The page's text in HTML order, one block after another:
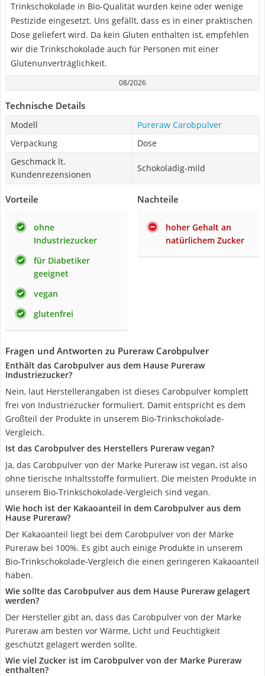
Trinkschokolade in Bio-Qualität wurden keine oder wenige
Pestizide eingesetzt. Uns gefällt, dass es in einer praktischen
Dose geliefert wird. Da kein Gluten enthalten ist, empfehlen
wir die Trinkschokolade auch für Personen mit einer
Glutenunverträglichkeit.
08/2026
Technische Details
Modell
Pureraw Carobpulver
Verpackung
Dose
Geschmack lt.
Kundenrezensionen
Schokoladig-mild
Vorteile
ohne
Industriezucker
für Diabetiker
geeignet
vegan
glutenfrei
Nachteile
hoher Gehalt an
natürlichem Zucker
Fragen und Antworten zu Pureraw Carobpulver
Enthält das Carobpulver aus dem Hause Pureraw
Industriezucker?
Nein, laut Herstellerangaben ist dieses Carobpulver komplett
frei von Industriezucker formuliert. Damit entspricht es dem
Großteil der Produkte in unserem Bio-Trinkschokolade-
Vergleich.
Ist das Carobpulver des Herstellers Pureraw vegan?
Ja, das Carobpulver von der Marke Pureraw ist vegan, ist also
ohne tierische Inhaltsstoffe formuliert. Die meisten Produkte in
unserem Bio-Trinkschokolade-Vergleich sind vegan.
Wie hoch ist der Kakaoanteil in dem Carobpulver aus dem
Hause Pureraw?
Der Kakaoanteil liegt bei dem Carobpulver von der Marke
Pureraw bei 100%. Es gibt auch einige Produkte in unserem
Bio-Trinkschokolade-Vergleich die einen geringeren Kakaoanteil
haben.
Wie sollte das Carobpulver aus dem Hause Pureraw gelagert
werden?
Der Hersteller gibt an, dass das Carobpulver von der Marke
Pureraw am besten vor Wärme, Licht und Feuchtigkeit
geschützt gelagert werden sollte.
Wie viel Zucker ist im Carobpulver von der Marke Pureraw
enthalten?